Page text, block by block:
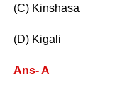
(C) Kinshasa
(D) Kigali
Ans- A